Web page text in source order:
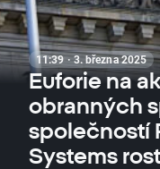
11:39 · 3. března 2025
Euforie na
obranných
společností
Systems